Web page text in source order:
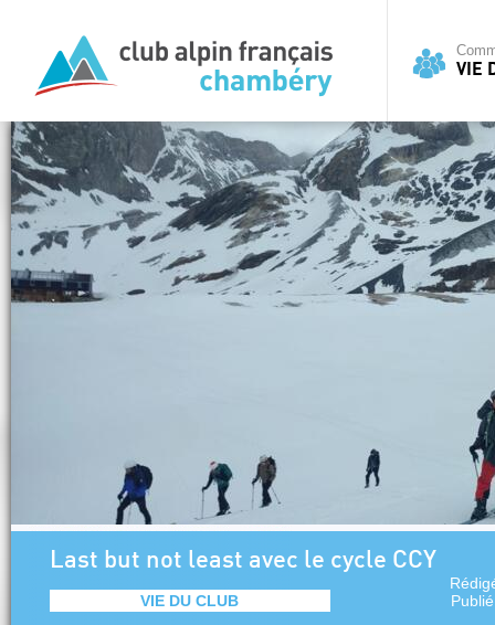
VIE
Last but not least avec le cycle CCY
VIE DU CLUB